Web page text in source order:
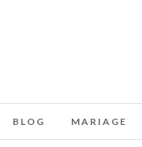
BLOG MARIAGE